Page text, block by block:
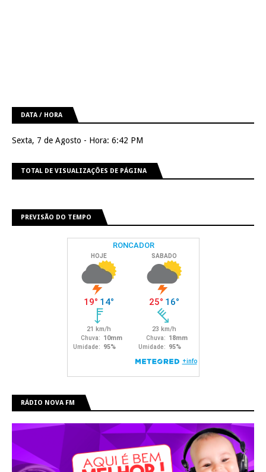
DATA / HORA
Sexta, 7 de Agosto - Hora: 6:42 PM
TOTAL DE VISUALIZAÇÕES DE PÁGINA
PREVISÃO DO TEMPO
RÁDIO NOVA FM